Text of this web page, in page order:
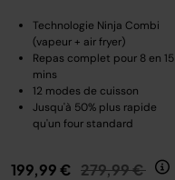
Technologie Ninja Combi
(vapeur + air fryer)
Repas complet pour 8 en 15
mins
12 modes de cuisson
Jusqu'à 50% plus rapide
qu'un four standard
199,99 € Prix réduit de
279,99 € au